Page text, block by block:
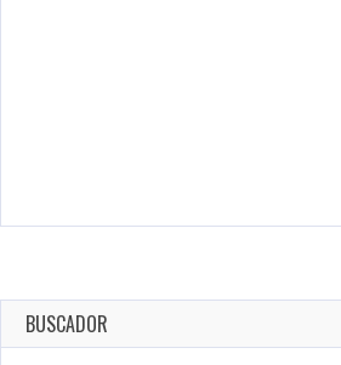
BUSCADOR